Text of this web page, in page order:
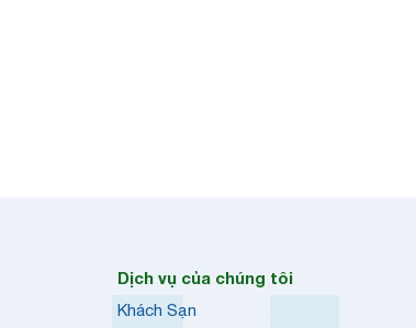
Dịch vụ của chúng tôi
Khách Sạn